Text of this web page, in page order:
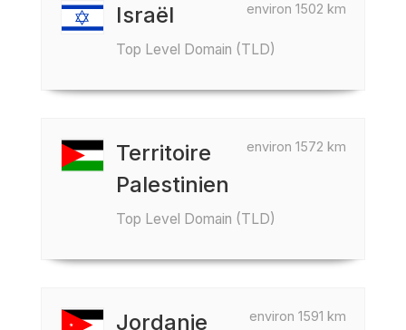
environ 1502 km
Israël
Top Level Domain (TLD)
environ 1572 km
Territoire
Palestinien
Top Level Domain (TLD)
environ 1591 km
Jordanie